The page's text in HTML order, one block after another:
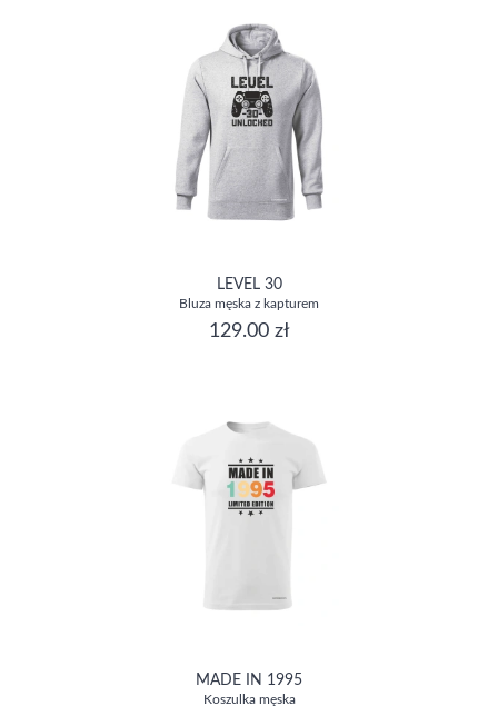
LEVEL 30
Bluza męska z kapturem
129.00 zł
MADE IN 1995
Koszulka męska